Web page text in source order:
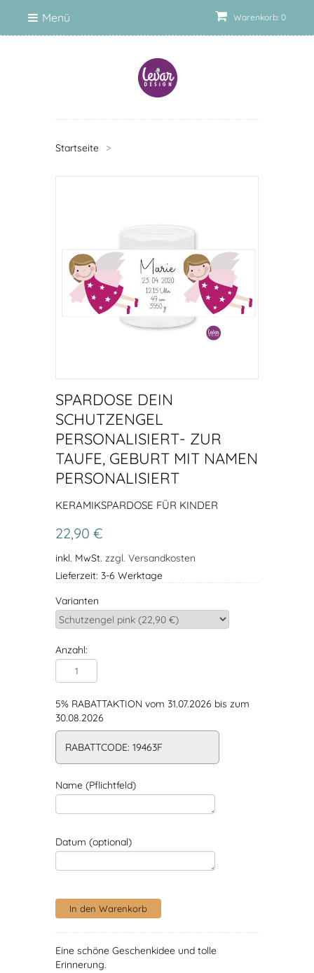
Warenkorb: 0
Menü
Startseite >
SPARDOSE DEIN
SCHUTZENGEL
PERSONALISIERT- ZUR
TAUFE, GEBURT MIT NAMEN
PERSONALISIERT
KERAMIKSPARDOSE FÜR KINDER
22,90 €
inkl. MwSt. zzgl. Versandkosten
Lieferzeit: 3-6 Werktage
Varianten
Anzahl:
5% RABATTAKTION vom 31.07.2026 bis zum
30.08.2026
RABATTCODE: 19463F
Name (Pflichtfeld)
Datum (optional)
Eine schöne Geschenkidee und tolle
Erinnerung.